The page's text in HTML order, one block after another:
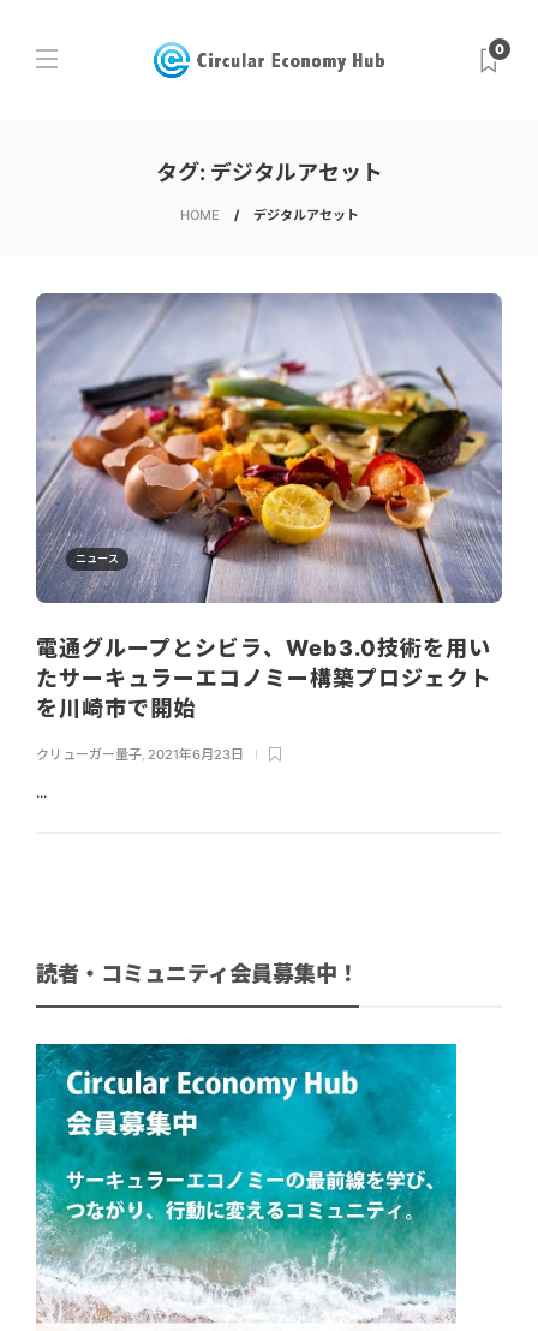
0
タグ: デジタルアセット
HOME デジタルアセット
ニュース
電通グループとシビラ、Web3.0技術を用い
たサーキュラーエコノミー構築プロジェクト
を川崎市で開始
クリューガー量子, 2021年6月23日
...
読者・コミュニティ会員募集中！